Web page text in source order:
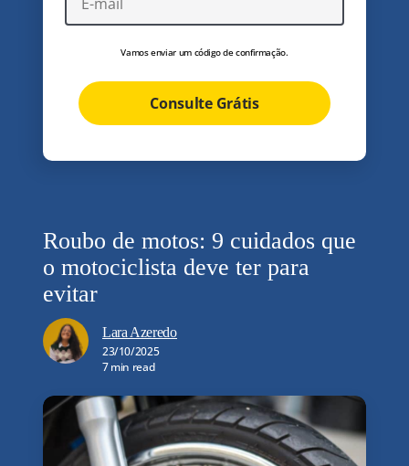
Vamos enviar um código de confirmação.
Consulte Grátis
Roubo de motos: 9 cuidados que
o motociclista deve ter para
evitar
Lara Azeredo
23/10/2025
7 min read